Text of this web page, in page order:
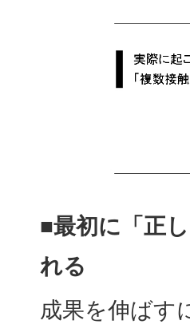
■最初に「正
れる
成果を伸ばす